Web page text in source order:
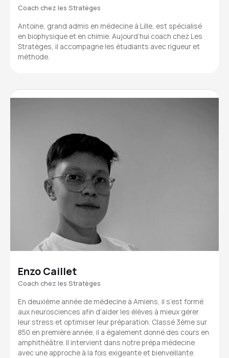
Coach chez les Stratèges
Antoine, grand admis en médecine à Lille, est spécialisé
en biophysique et en chimie. Aujourd’hui coach chez Les
Stratèges, il accompagne les étudiants avec rigueur et
méthode.
Enzo Caillet
Coach chez les Stratèges
En deuxième année de médecine à Amiens, il s’est formé
aux neurosciences afin d’aider les élèves à mieux gérer
leur stress et optimiser leur préparation. Classé 3ème sur
850 en première année, il a également donné des cours en
amphithéâtre. Il intervient dans notre prépa médecine
avec une approche à la fois exigeante et bienveillante.